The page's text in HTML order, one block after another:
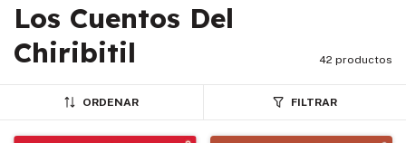
Los Cuentos Del
Chiribitil
42 productos
ORDENAR FILTRAR